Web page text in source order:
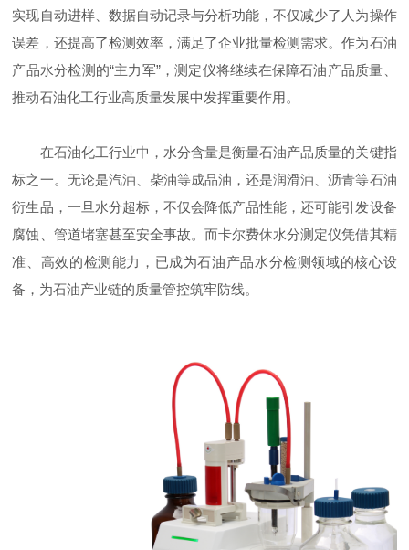
实现自动进样、数据自动记录与分析功能，不仅减少了人为操作
误差，还提高了检测效率，满足了企业批量检测需求。作为石油
产品水分检测的“主力军”，测定仪将继续在保障石油产品质量、
推动石油化工行业高质量发展中发挥重要作用。
在石油化工行业中，水分含量是衡量石油产品质量的关键指
标之一。无论是汽油、柴油等成品油，还是润滑油、沥青等石油
衍生品，一旦水分超标，不仅会降低产品性能，还可能引发设备
腐蚀、管道堵塞甚至安全事故。而卡尔费休水分测定仪凭借其精
准、高效的检测能力，已成为石油产品水分检测领域的核心设
备，为石油产业链的质量管控筑牢防线。